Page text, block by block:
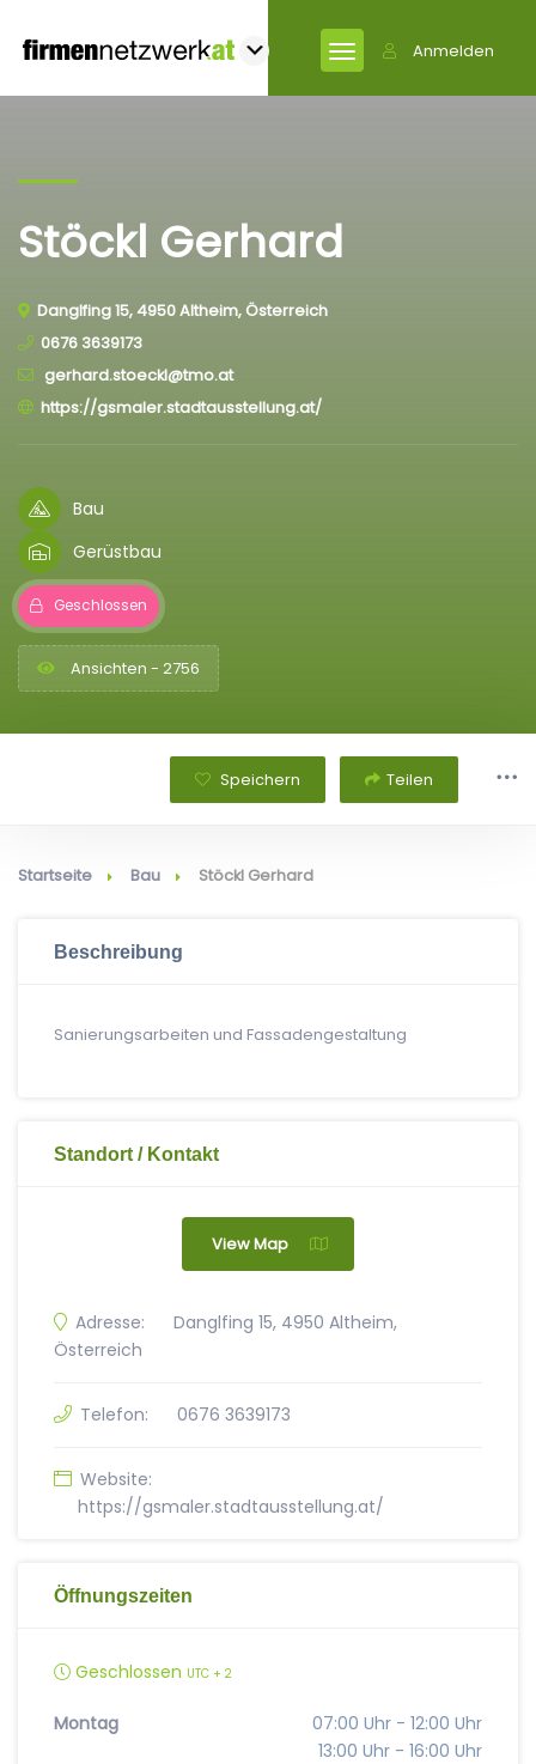
Anmelden
Stöckl Gerhard
Danglfing 15, 4950 Altheim, Österreich
0676 3639173
gerhard.stoeckl@tmo.at
https://gsmaler.stadtausstellung.at/
Bau
Gerüstbau
Geschlossen
Ansichten - 2756
Speichern Teilen
Startseite Bau Stöckl Gerhard
Beschreibung
Sanierungsarbeiten und Fassadengestaltung
Standort / Kontakt
View Map
Adresse:
Danglfing 15, 4950 Altheim,
Österreich
Telefon: 0676 3639173
Website:
https://gsmaler.stadtausstellung.at/
Öffnungszeiten
Geschlossen UTC + 2
Montag
07:00 Uhr - 12:00 Uhr
13:00 Uhr - 16:00 Uhr